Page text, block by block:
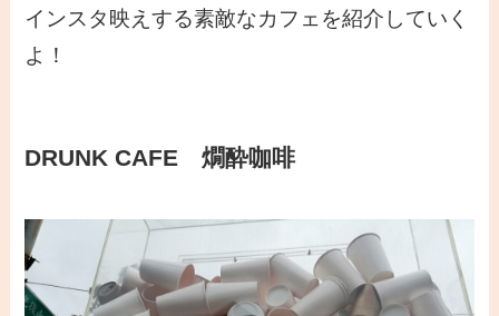
インスタ映えする素敵なカフェを紹介していく
よ！
DRUNK CAFE 燗酔咖啡